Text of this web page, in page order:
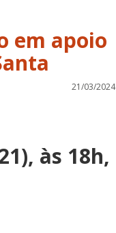
em apoio
21/03/2024
às 18h,